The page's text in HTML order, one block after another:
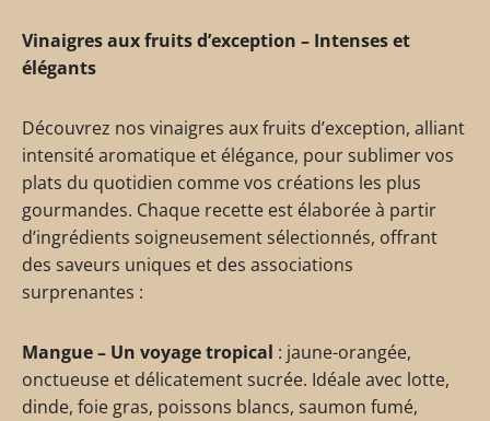
Vinaigres aux fruits d’exception – Intenses et
élégants
Découvrez nos vinaigres aux fruits d’exception, alliant
intensité aromatique et élégance, pour sublimer vos
plats du quotidien comme vos créations les plus
gourmandes. Chaque recette est élaborée à partir
d’ingrédients soigneusement sélectionnés, offrant
des saveurs uniques et des associations
surprenantes :
Mangue – Un voyage tropical : jaune-orangée,
onctueuse et délicatement sucrée. Idéale avec lotte,
dinde, foie gras, poissons blancs, saumon fumé,